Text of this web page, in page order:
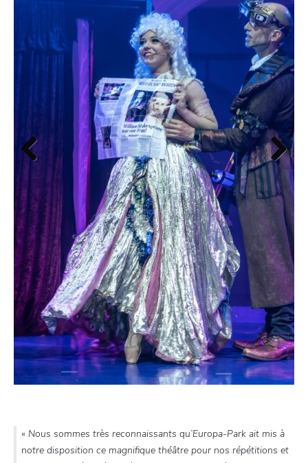
« Nous sommes très reconnaissants qu’Europa-Park ait mis à
notre disposition ce magnifique théâtre pour nos répétitions et